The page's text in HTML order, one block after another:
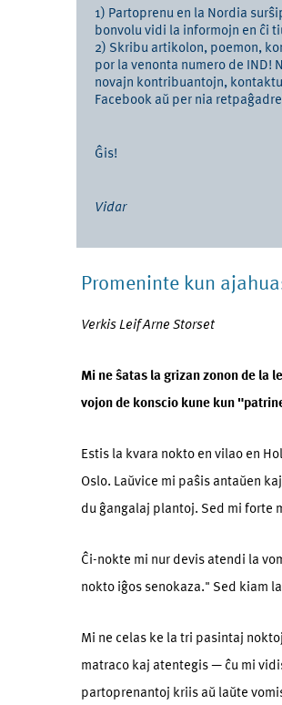
1) Partoprenu en la Nordia
bonvolu vidi la informojn en ĉi
2) Skribu artikolon, poemon,
por la venonta numero de IND!
novajn kontribuantojn,
Facebook aŭ per nia
Ĝis!
Vidar
Promeninte kun
Verkis Leif Arne Storset
Mi ne ŝatas la grizan zonon de la
vojon de konscio kune kun
Estis la kvara nokto en vilao en
Oslo. Laŭvice mi paŝis antaŭen
du ĝangalaj plantoj. Sed mi forte
Ĉi-nokte mi nur devis atendi la
nokto iĝos senokaza." Sed kiam
Mi ne celas ke la tri pasintaj
matraco kaj atentegis — ĉu mi
partoprenantoj kriis aŭ laŭte